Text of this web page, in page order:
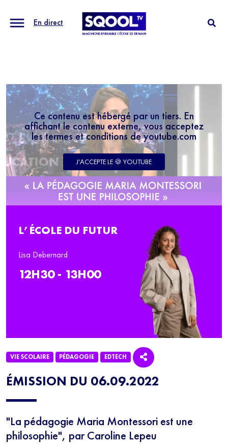
En direct
Ce contenu est hébergé par un tiers. En
affichant le contenu externe, vous acceptez
les termes et conditions de youtube.com
J'ACCEPTE LE 🍪 YOUTUBE
ÉMISSION DU 06.09.2022
"La pédagogie Maria Montessori est une
philosophie", par Caroline Lepeu
VIE SCOLAIRE PÉDAGOGIE EDTECH
L’ÉCOLE DU FUTUR
Lisa Debernard
12H30 - 13H00